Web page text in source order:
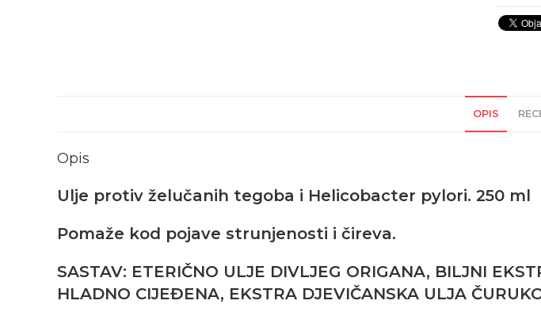
OPIS
Opis
Ulje protiv želučanih tegoba i Helicobacter pylori. 250 ml
Pomaže kod pojave strunjenosti i čireva.
SASTAV: ETERIČNO ULJE DIVLJEG ORIGANA, BILJNI
HLADNO CIJEĐENA, EKSTRA DJEVIČANSKA ULJA